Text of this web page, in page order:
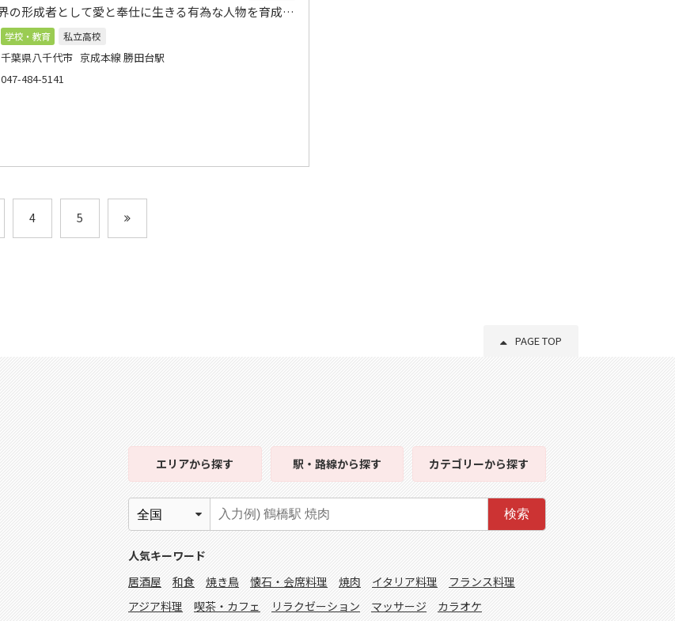
真に平和な世界の形成者として愛と奉仕に生きる有為な人物を育成する。
学校・教育
私立高校
千葉県八千代市 京成本線 勝田台駅
047-484-5141
4 5
PAGE TOP
エリアから探す 駅・路線から探す カテゴリーから探す
検索
人気キーワード
居酒屋
和食 焼き鳥 懐石・会席料理 焼肉 イタリア料理
フランス料理
アジア料理
喫茶・カフェ リラクゼーション マッサージ カラオケ